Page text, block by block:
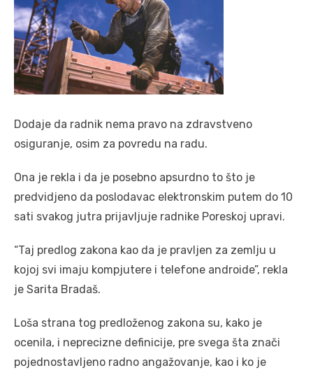
Dodaje da radnik nema pravo na zdravstveno
osiguranje, osim za povredu na radu.
Ona je rekla i da je posebno apsurdno to što je
predvidjeno da poslodavac elektronskim putem do 10
sati svakog jutra prijavljuje radnike Poreskoj upravi.
“Taj predlog zakona kao da je pravljen za zemlju u
kojoj svi imaju kompjutere i telefone androide”, rekla
je Sarita Bradaš.
Loša strana tog predloženog zakona su, kako je
ocenila, i neprecizne definicije, pre svega šta znači
pojednostavljeno radno angažovanje, kao i ko je